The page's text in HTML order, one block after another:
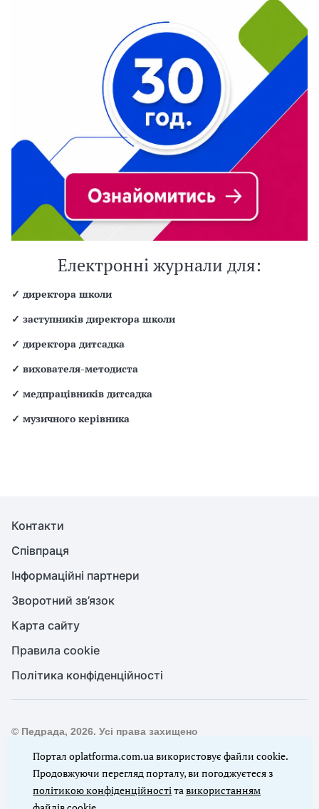
Електронні журнали для:
✓ директора школи
✓ заступників директора школи
✓ директора дитсадка
✓ вихователя-методиста
✓ медпрацівників дитсадка
✓ музичного керівника
Контакти
Співпраця
Інформаційні партнери
Зворотний зв’язок
Карта сайту
Правила cookie
Політика конфіденційності
© Педрада, 2026. Усі права захищено
Повне або часткове копіювання будь-яких матеріалів сайту,
цитування, публікація їх анотованих оглядів допускаються
лише з письмового дозволу редакції сайту Педрада
Портал oplatforma.com.ua використовує файли cookie.
Продовжуючи перегляд порталу, ви погоджуєтеся з
політикою конфіденційностітавикористанням